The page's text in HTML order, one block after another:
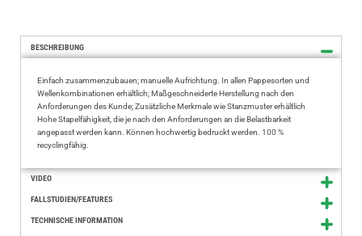
BESCHREIBUNG
Einfach zusammenzubauen; manuelle Aufrichtung. In allen Pappesorten und
Wellenkombinationen erhältlich; Maßgeschneiderte Herstellung nach den
Anforderungen des Kunde; Zusätzliche Merkmale wie Stanzmuster erhältlich
Hohe Stapelfähigkeit, die je nach den Anforderungen an die Belastbarkeit
angepasst werden kann. Können hochwertig bedruckt werden. 100 %
recyclingfähig.
VIDEO
FALLSTUDIEN/FEATURES
TECHNISCHE INFORMATION